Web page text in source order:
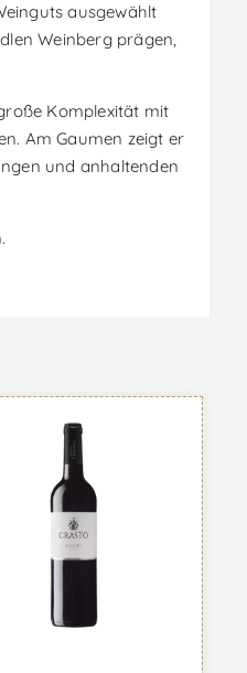
ausgewählt
Weinberg prägen,
Komplexität mit
Am Gaumen zeigt er
und anhaltenden